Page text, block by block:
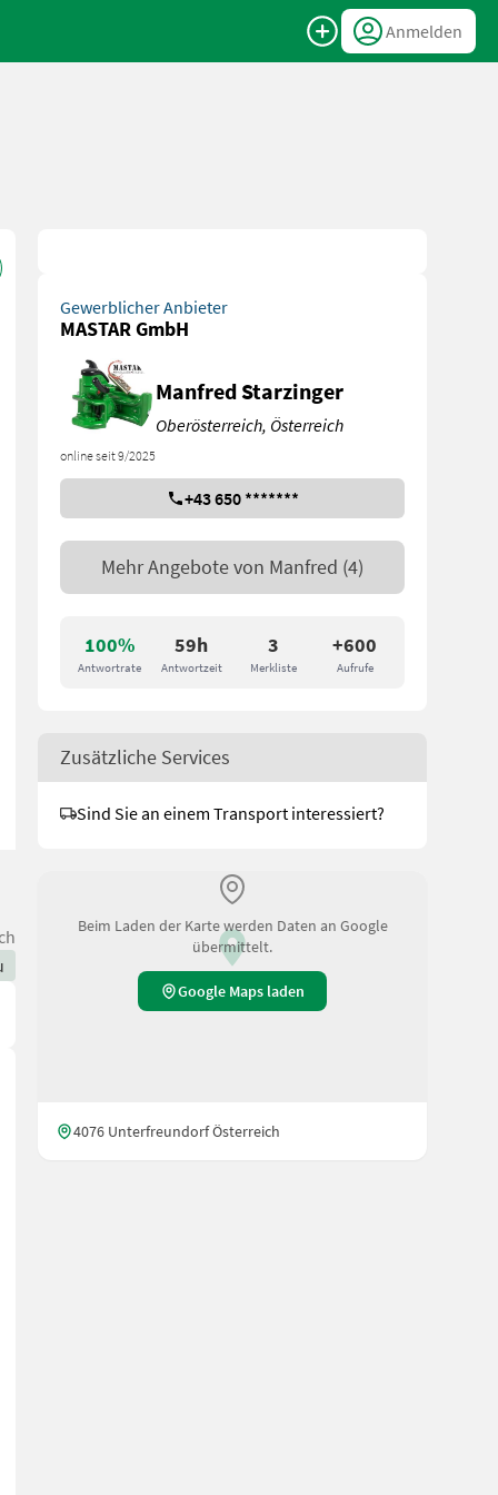
Anmelden
100%
Antwortrate
59h
Antwortzeit
3
Merkliste
+600
Aufrufe
Gewerblicher Anbieter
MASTAR GmbH
online seit 9/2025
Manfred Starzinger
Oberösterreich, Österreich
+43 650 *******
Mehr Angebote von Manfred (4)
Zusätzliche Services
Sind Sie an einem Transport interessiert?
Beim Laden der Karte werden Daten an Google
übermittelt.
Google Maps laden
4076 Unterfreundorf Österreich